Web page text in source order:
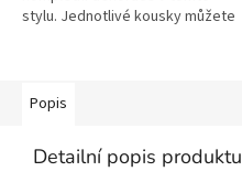
stylu. Jednotlivé kousky můžete
Popis
Detailní popis produktu